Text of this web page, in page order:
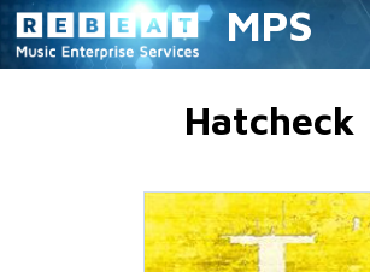
MPS
Hatcheck